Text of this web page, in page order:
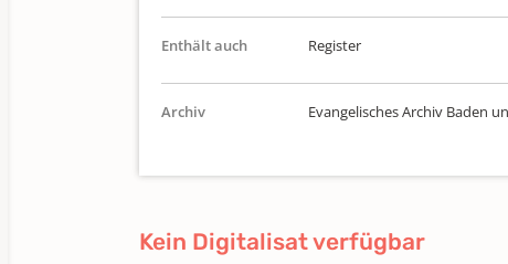
Enthält auch Register
Archiv Evangelisches Archiv Baden
Kein Digitalisat verfügbar